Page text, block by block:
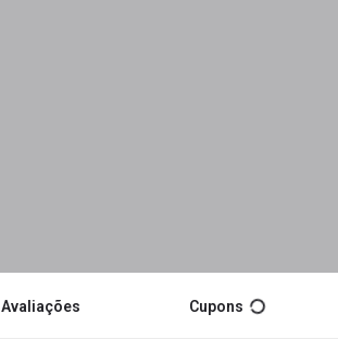
Avaliações Cupons